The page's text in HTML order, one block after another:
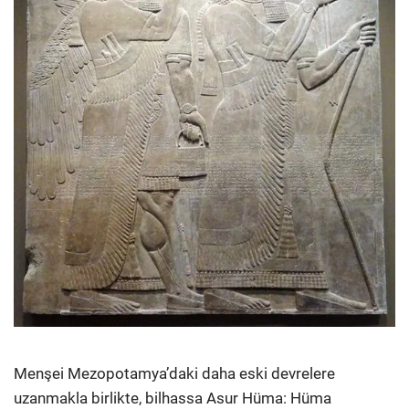
Menşei Mezopotamya’daki daha eski devrelere
uzanmakla birlikte, bilhassa Asur Hüma: Hüma